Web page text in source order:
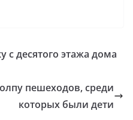
с десятого этажа дома
пешеходов, среди
которых были дети